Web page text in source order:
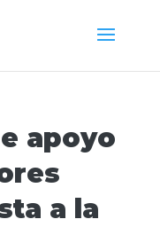
apoyo
a la